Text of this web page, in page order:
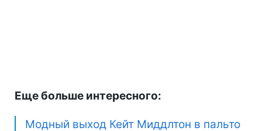
Еще больше интересного:
Модный выход Кейт Миддлтон в пальто